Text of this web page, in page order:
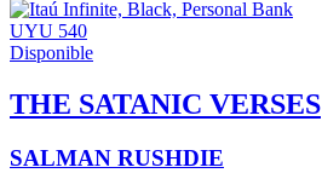
UYU 540
Disponible
THE SATANIC VERSES
SALMAN RUSHDIE